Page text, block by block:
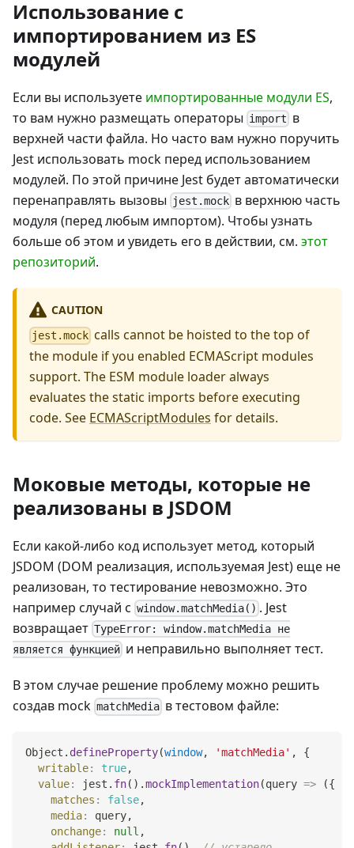
Использование с
импортированием из ES
модулей
Если вы используете импортированные модули ES,
то вам нужно размещать операторы import в
верхней части файла. Но часто вам нужно поручить
Jest использовать mock перед использованием
модулей. По этой причине Jest будет автоматически
перенаправлять вызовы
jest.mock в верхнюю часть
модуля (перед любым импортом). Чтобы узнать
больше об этом и увидеть его в действии, см. этот
репозиторий.
CAUTION
jest.mock calls cannot be hoisted to the top of
the module if you enabled ECMAScript modules
support. The ESM module loader always
evaluates the static imports before executing
code. See ECMAScriptModules for details.
Моковые методы, которые не
реализованы в JSDOM
Если какой-либо код использует метод, который
JSDOM (DOM реализация, используемая Jest) еще не
реализован, то тестирование невозможно. Это
например случай с window.matchMedia() . Jest
возвращает TypeError: window.matchMedia не
является функцией и неправильно выполняет тест.
В этом случае решение проблему можно решить
создав mock matchMedia в тестовом файле:
Object . defineProperty(window, 'matchMedia' ,
{
writable: true,
value: jest . fn( ) .mockImplementation(query => ({
matches : false,
media: query,
onchange: null ,